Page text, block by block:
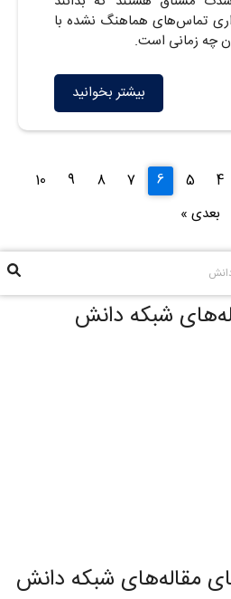
تماس‌های هماهنگ نشده با
زمانی است.
بیشتر بخوانید
5
6
7
8
بعدی »
شبکه دانش
مقاله‌های شبکه دانش